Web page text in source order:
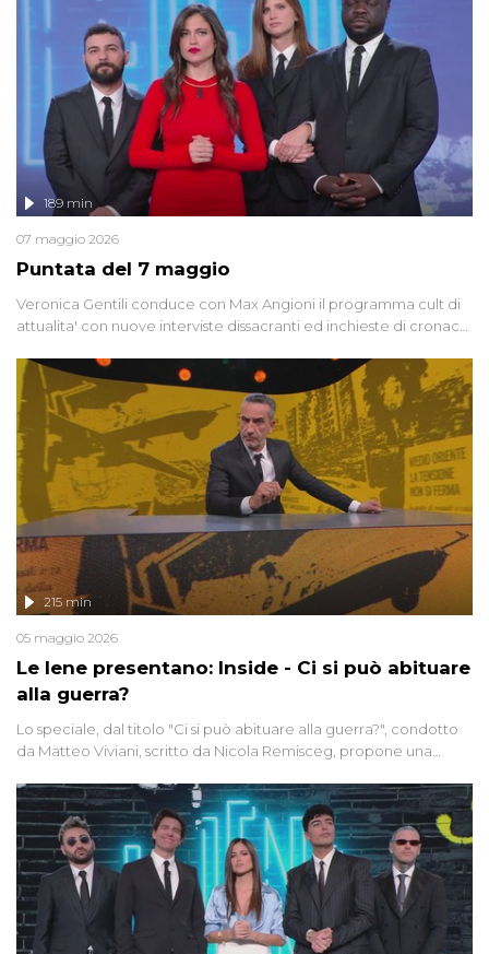
social network, talk show, piazze digitali e immaginario collettivo.
Puntata del 7 maggio
189 min
07 maggio 2026
Veronica Gentili conduce con Max Angioni il programma cult di
attualita' con nuove interviste dissacranti ed inchieste di cronaca
Le Iene presentano: Inside - Ci si può abituare
alla guerra?
215 min
05 maggio 2026
Lo speciale, dal titolo "Ci si può abituare alla guerra?", condotto
da Matteo Viviani, scritto da Nicola Remisceg, propone una
di settore - su quanto la guerra sia diventata una realtà pervasiva.
Anche se l'Italia non è direttamente coinvolta in conflitti armati, il
contesto globale rende impossibile considerarla un fenomeno
lontano.